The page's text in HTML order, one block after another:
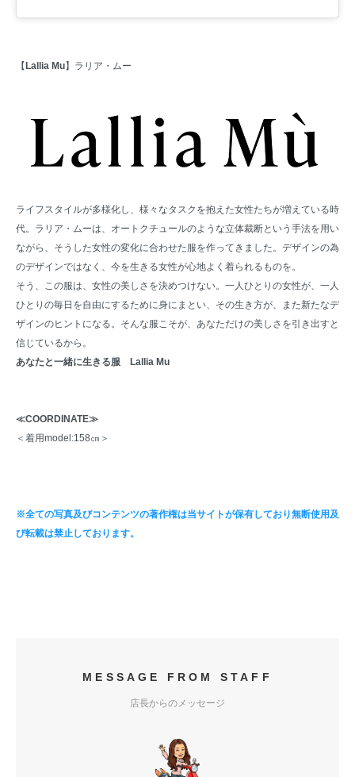
【 Lallia Mu】ラリア・ムー
ライフスタイルが多様化し、様々なタスクを抱えた女性たちが増えている時
代。ラリア・ムーは、オートクチュールのような立体裁断という手法を用い
ながら、そうした女性の変化に合わせた服を作ってきました。デザインの為
のデザインではなく、今を生きる女性が心地よく着られるものを。
そう、この服は、女性の美しさを決めつけない。一人ひとりの女性が、一人
ひとりの毎日を自由にするために身にまとい、その生き方が、また新たなデ
ザインのヒントになる。そんな服こそが、あなただけの美しさを引き出すと
信じているから。
あなたと一緒に生きる服 Lallia Mu
≪COORDINATE≫
＜着用model:158㎝＞
※全ての写真及びコンテンツの著作権は当サイトが保有しており無断使用及
び転載は禁止しております。
MESSAGE FROM STAFF
店長からのメッセージ